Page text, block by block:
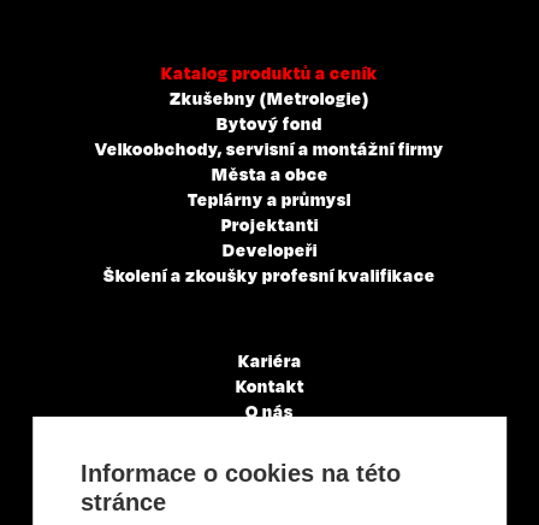
Katalog produktů a ceník
Zkušebny (Metrologie)
Bytový fond
Velkoobchody, servisní a montážní firmy
Města a obce
Teplárny a průmysl
Projektanti
Developeři
Školení a zkoušky profesní kvalifikace
Kariéra
Kontakt
O nás
Články a novinky
GDPR & Cookies
Informace o cookies na této
stránce